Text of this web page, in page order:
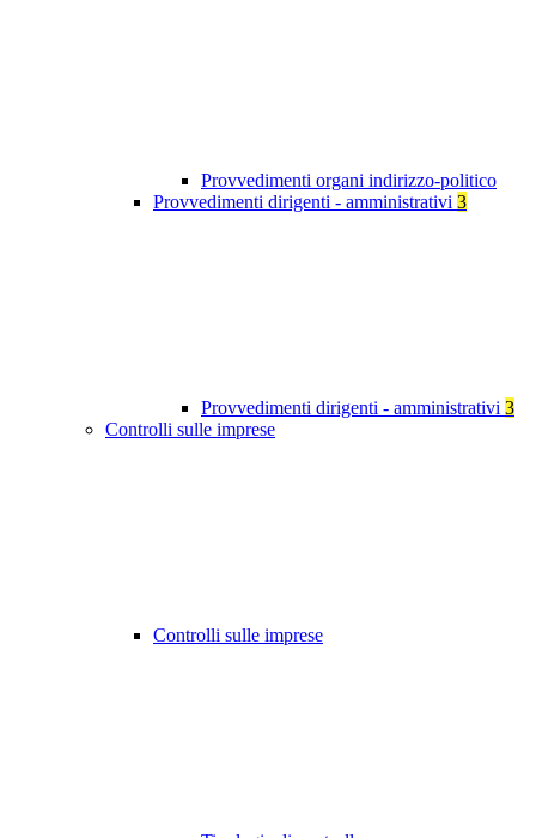
Provvedimenti organi indirizzo-politico
Provvedimenti dirigenti - amministrativi 3
Provvedimenti dirigenti - amministrativi 3
Controlli sulle imprese
Controlli sulle imprese